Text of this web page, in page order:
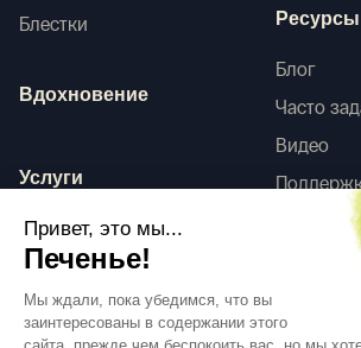
Блестки
Вдохновение
Услуги
Услуги по оформлению
интерьера
Ресурсы
Блог
Часто
Видео
HD-сканы
Привет, это мы...
Печенье!
Мы ждали, пока убедимся, что вы
заинтересованы в содержании этого
сайта, прежде чем беспокоить вас, но мы